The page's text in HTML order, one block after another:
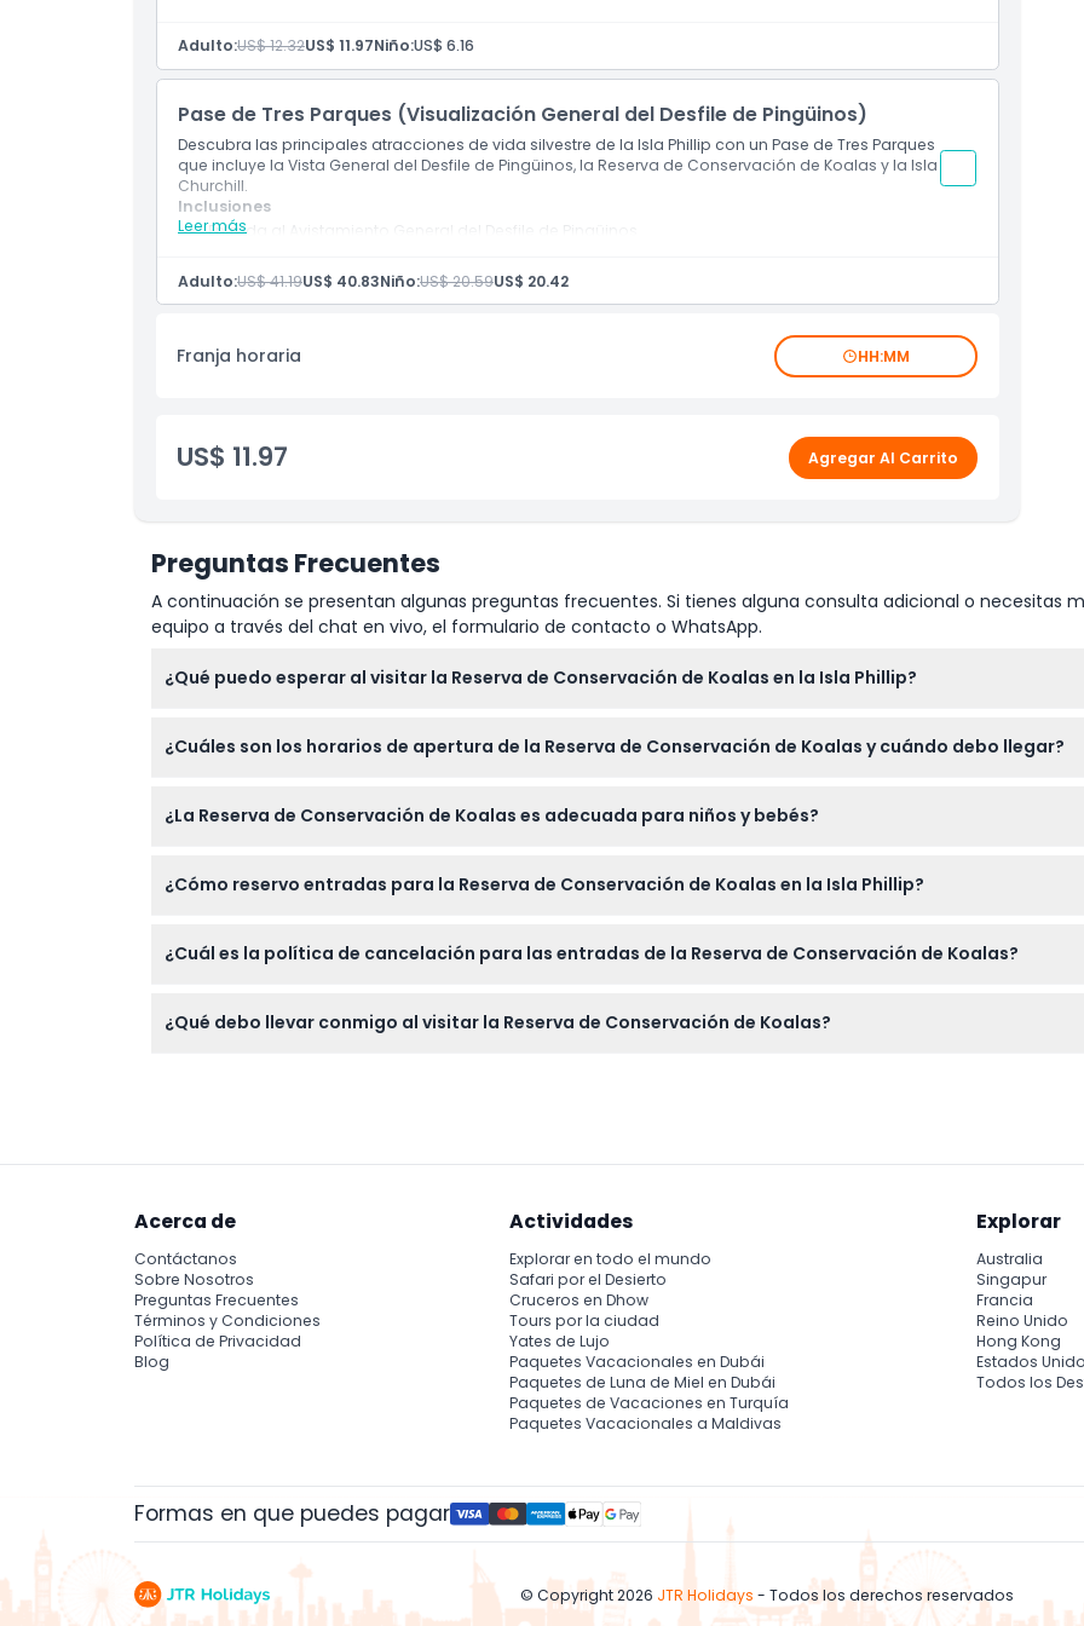
Descubrir senderos escénicos para caminar, jardines y paisajes costeros
Aprender sobre la historia agrícola y cultural de la isla
Atracción patrimonial familiar en la Isla Phillip
Adulto:US$ 12.32US$ 11.97Niño:US$ 6.16
Pase de Tres Parques (Visualización General del Desfile de Pingüinos)
Descubra las principales atracciones de vida silvestre de la Isla Phillip con un Pase de Tres Parques
que incluye la Vista General del Desfile de Pingüinos, la Reserva de Conservación de Koalas y la Isla
Churchill.
Leer más
Inclusiones
Entrada al Avistamiento General del Desfile de Pingüinos
Entrada a la Granja Patrimonial de la Isla Churchill
Observa a los pingüinos pequeños regresar a la orilla al atardecer
Descubre experiencias en granjas históricas y paisajes escénicos de la isla
Acceso flexible a la Reserva de Conservación de Koalas y a la Isla Churchill dentro del período
Adulto:US$ 41.19US$ 40.83Niño:US$ 20.59US$ 20.42
Franja horaria HH:MM
US$ 11.97 Agregar Al Carrito
Preguntas Frecuentes
A continuación se presentan algunas preguntas frecuentes. Si tienes alguna consulta adicional o necesitas
equipo a través del chat en vivo, el formulario de contacto o WhatsApp.
¿Qué puedo esperar al visitar la Reserva de Conservación de Koalas en la Isla Phillip?
bosque y encontrarte con otros animales nativos como canguros pequeños y equidnas. También hay
¿Cuáles son los horarios de apertura de la Reserva de Conservación de Koalas y cuándo debo llegar?
asegurarte de tener suficiente tiempo para explorar. (sujeto a cambios — por favor confirma al momento
¿La Reserva de Conservación de Koalas es adecuada para niños y bebés?
para caminar que son adecuados para los pequeños.
¿Cómo reservo entradas para la Reserva de Conservación de Koalas en la Isla Phillip?
reserva coincida con el día que planeas visitar, ya que las entradas son específicas para fecha y hora.
¿Cuál es la política de cancelación para las entradas de la Reserva de Conservación de Koalas?
en la fecha y hora específicas reservadas.
¿Qué debo llevar conmigo al visitar la Reserva de Conservación de Koalas?
Acerca de
Contáctanos
Sobre Nosotros
Preguntas Frecuentes
Términos y Condiciones
Política de Privacidad
Blog
Actividades
Explorar en todo el mundo
Safari por el Desierto
Cruceros en Dhow
Tours por la ciudad
Yates de Lujo
Paquetes Vacacionales en Dubái
Paquetes de Luna de Miel en Dubái
Paquetes de Vacaciones en Turquía
Paquetes Vacacionales a Maldivas
Explorar
Australia
Singapur
Francia
Reino Unido
Hong Kong
Estados
Todos los
Formas en que puedes pagar
© Copyright 2026 JTR Holidays - Todos los derechos reservados